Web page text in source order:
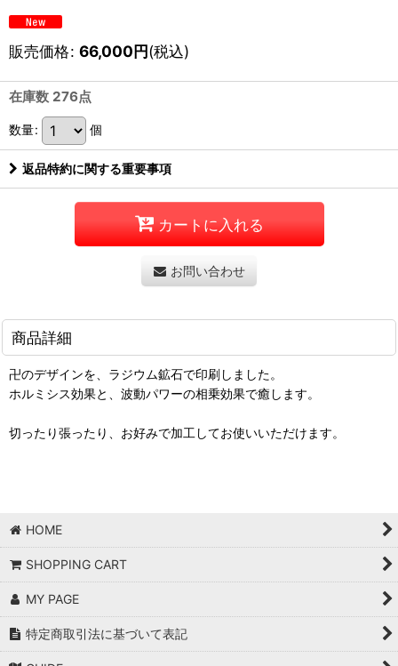
販売価格: 66,000円(税込)
在庫数 276点
数量: 個
返品特約に関する重要事項
カートに入れる
お問い合わせ
商品詳細
卍のデザインを、ラジウム鉱石で印刷しました。
ホルミシス効果と、波動パワーの相乗効果で癒します。
切ったり張ったり、お好みで加工してお使いいただけます。
HOME
SHOPPING CART
MY PAGE
特定商取引法に基づいて表記